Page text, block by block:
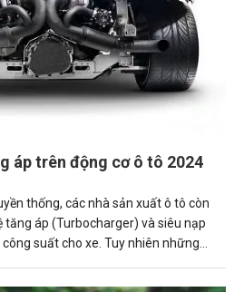
áp trên động cơ ô tô 2024
thống, các nhà sản xuất ô tô còn
áp (Turbocharger) và siêu nạp
suất cho xe. Tuy nhiên những